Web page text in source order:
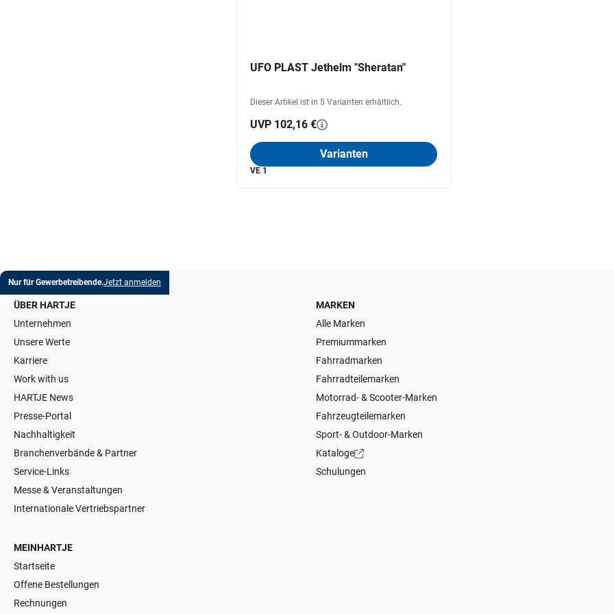
UFO PLAST Jethelm "Sheratan"
Dieser Artikel ist in 5 Varianten erhältlich.
UVP 102,16 €
Varianten
VE 1
Nur für Gewerbetreibende.Jetzt anmelden
ÜBER HARTJE
Unternehmen
Unsere Werte
Karriere
Work with us
HARTJE News
Presse-Portal
Nachhaltigkeit
Branchenverbände & Partner
Service-Links
Messe & Veranstaltungen
Internationale Vertriebspartner
MARKEN
Alle Marken
Premiummarken
Fahrradmarken
Fahrradteilemarken
Motorrad- & Scooter-Marken
Fahrzeugteilemarken
Sport- & Outdoor-Marken
Kataloge
Schulungen
MEINHARTJE
Startseite
Offene Bestellungen
Rechnungen